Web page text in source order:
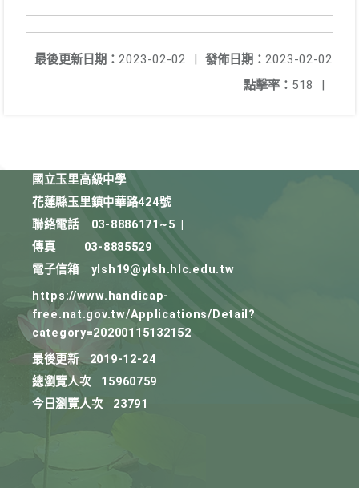
發佈日期： 2023-02-02
最後更新日期： 2023-02-02
|
點擊率： 518 |
國立玉里高級中學
花蓮縣玉里鎮中華路424號
聯絡電話
03-8886171~5
傳真
03-8885529
電子信箱
ylsh19@ylsh.hlc.edu.tw
https://www.handicap-
free.nat.gov.tw/Applications/Detail?
category=20200115132152
最後更新
2019-12-24
總瀏覽人次
15960759
今日瀏覽人次
23791